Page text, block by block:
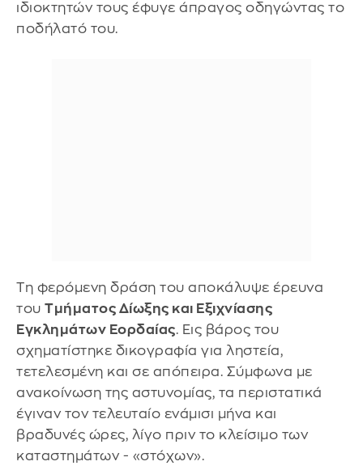
ιδιοκτητών τους έφυγε άπραγος οδηγώντας το
ποδήλατό του.
Τη φερόμενη δράση του αποκάλυψε έρευνα
του Τμήματος Δίωξης και Εξιχνίασης
Εγκλημάτων Εορδαίας. Εις βάρος του
σχηματίστηκε δικογραφία για ληστεία,
τετελεσμένη και σε απόπειρα. Σύμφωνα με
ανακοίνωση της αστυνομίας, τα περιστατικά
έγιναν τον τελευταίο ενάμισι μήνα και
βραδυνές ώρες, λίγο πριν το κλείσιμο των
καταστημάτων - «στόχων».